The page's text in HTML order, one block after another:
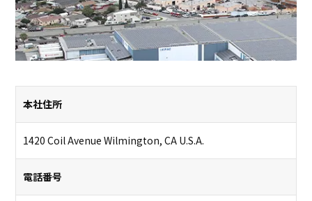
本社住所
1420 Coil Avenue Wilmington, CA U.S.A.
電話番号